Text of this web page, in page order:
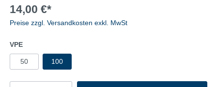
14,00 €*
Preise zzgl. Versandkosten exkl. MwSt
VPE
50 100